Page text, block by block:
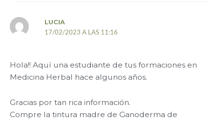
LUCIA
17/02/2023 A LAS 11:16
Hola!! Aquí una estudiante de tus formaciones en
Medicina Herbal hace algunos años.
Gracias por tan rica información.
Compre la tintura madre de Ganoderma de